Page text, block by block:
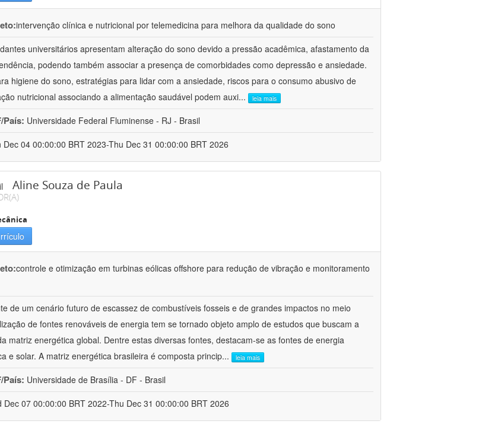
intervenção clínica e nutricional por telemedicina para melhora da qualidade do sono
universitários apresentam alteração do sono devido a pressão acadêmica, afastamento da
podendo também associar a presença de comorbidades como depressão e ansiedade.
higiene do sono, estratégias para lidar com a ansiedade, riscos para o consumo abusivo de
nutricional associando a alimentação saudável podem auxi... leia mais
País: Universidade Federal Fluminense - RJ - Brasil
Dec 04 00:00:00 BRT 2023-Thu Dec 31 00:00:00 BRT 2026
Aline Souza de Paula
controle e otimização em turbinas eólicas offshore para redução de vibração e monitoramento
de um cenário futuro de escassez de combustíveis fosseis e de grandes impactos no meio
de fontes renováveis de energia tem se tornado objeto amplo de estudos que buscam a
matriz energética global. Dentre estas diversas fontes, destacam-se as fontes de energia
e solar. A matriz energética brasileira é composta princip... leia mais
País: Universidade de Brasília - DF - Brasil
Dec 07 00:00:00 BRT 2022-Thu Dec 31 00:00:00 BRT 2026